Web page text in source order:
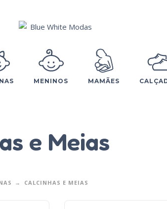
MENINOS MAMÃES
e Meias
CALCINHAS E MEIAS